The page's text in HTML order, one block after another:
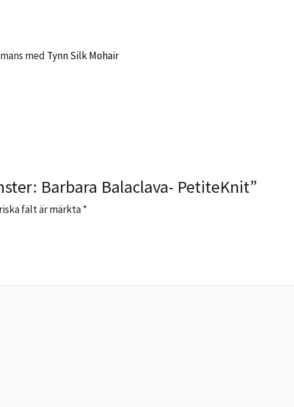
med Tynn Silk Mohair
Barbara Balaclava- PetiteKnit”
fält är märkta*